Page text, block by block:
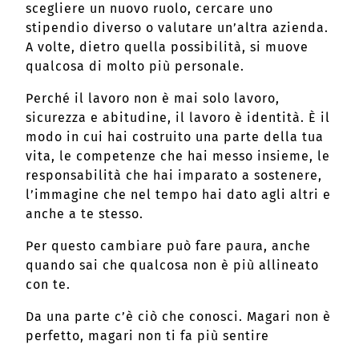
scegliere un nuovo ruolo, cercare uno
stipendio diverso o valutare un’altra azienda.
A volte, dietro quella possibilità, si muove
qualcosa di molto più personale.
Perché il lavoro non è mai solo lavoro,
sicurezza e abitudine, il lavoro è identità. È il
modo in cui hai costruito una parte della tua
vita, le competenze che hai messo insieme, le
responsabilità che hai imparato a sostenere,
l’immagine che nel tempo hai dato agli altri e
anche a te stesso.
Per questo cambiare può fare paura, anche
quando sai che qualcosa non è più allineato
con te.
Da una parte c’è ciò che conosci. Magari non è
perfetto, magari non ti fa più sentire